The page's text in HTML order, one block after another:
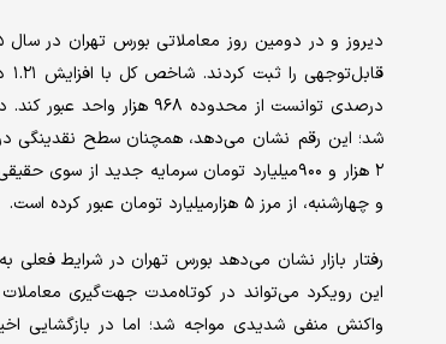
شد؛ این رقم نشان می‌دهد، همچنان سطح نقدینگی در
۲ هزار و ۹۰۰‌میلیارد تومان سرمایه جدید
و چهارشنبه، از مرز ۵ هزار‌میلیارد تومان عبور کرده است.
رفتار بازار نشان می‌دهد بورس تهران در شرایط
این رویکرد می‌تواند در کوتاه‌مدت جهت‌گیری
واکنش منفی شدیدی مواجه شد؛ اما در بازگشایی